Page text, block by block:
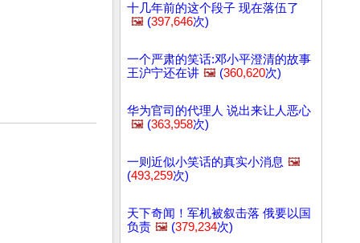
十几年前的这个段子 现在落伍了
🖼️ (397,646次)
一个严肃的笑话:邓小平澄清的故事
王沪宁还在讲 🖼️ (360,620次)
华为官司的代理人 说出来让人恶心
🖼️ (363,958次)
一则近似小笑话的真实小消息 🖼️
(493,259次)
天下奇闻！军机被叙击落 俄要以国
负责 🖼️ (379,234次)